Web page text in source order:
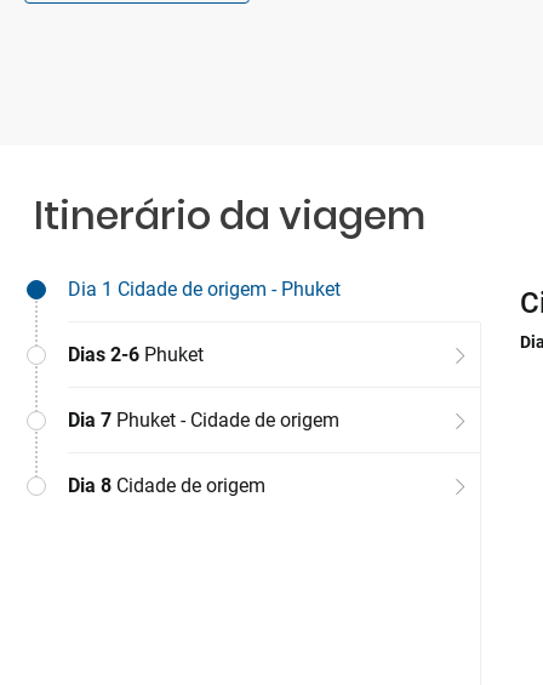
Itinerário da viagem
Dia 1 Cidade de origem - Phuket
Dias 2-6 Phuket
Dia 7 Phuket - Cidade de origem
Dia 8 Cidade de origem